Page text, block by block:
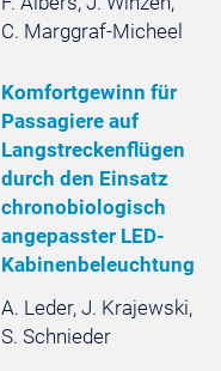
C. Marggraf-Micheel
Komfortgewinn für
Passagiere auf
Langstreckenflügen
durch den Einsatz
chronobiologisch
angepasster LED-
Kabinenbeleuchtung
A. Leder, J. Krajewski,
S. Schnieder